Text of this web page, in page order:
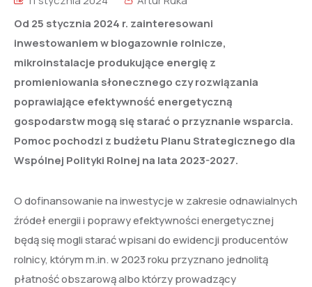
Od 25 stycznia 2024 r. zainteresowani
inwestowaniem w biogazownie rolnicze,
mikroinstalacje produkujące energię z
promieniowania słonecznego czy rozwiązania
poprawiające efektywność energetyczną
gospodarstw mogą się starać o przyznanie wsparcia.
Pomoc pochodzi z budżetu Planu Strategicznego dla
Wspólnej Polityki Rolnej na lata 2023-2027.
O dofinansowanie na inwestycje w zakresie odnawialnych
źródeł energii i poprawy efektywności energetycznej
będą się mogli starać wpisani do ewidencji producentów
rolnicy, którym m.in. w 2023 roku przyznano jednolitą
płatność obszarową albo którzy prowadzący